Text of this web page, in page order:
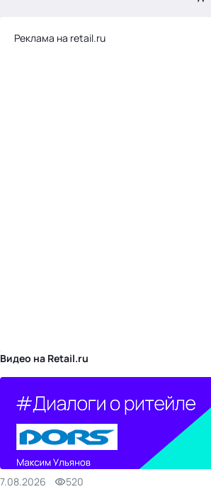
Реклама на retail.ru
Видео на Retail.ru
7.08.2026 520